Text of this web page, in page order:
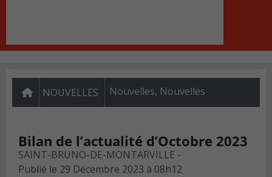
NOUVELLES Nouvelles, Nouvelles
Bilan de l’actualité d’Octobre 2023
SAINT-BRUNO-DE-MONTARVILLE -
Publié le 29 Décembre 2023 à 08h12